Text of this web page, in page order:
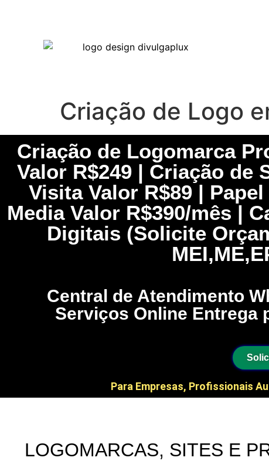
Criação de Logo
Criação de Logomarca
Valor R$249 | Criação de
Visita Valor R$89 |
Media Valor R$390/mês |
Digitais (Solicite
Central de Atendimento
Serviços Online Entrega
Para Empresas, Profissionais
LOGOMARCAS, SITES E